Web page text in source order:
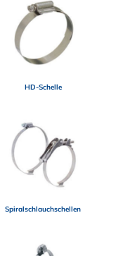
HD-Schelle
Spiralschlauchschellen